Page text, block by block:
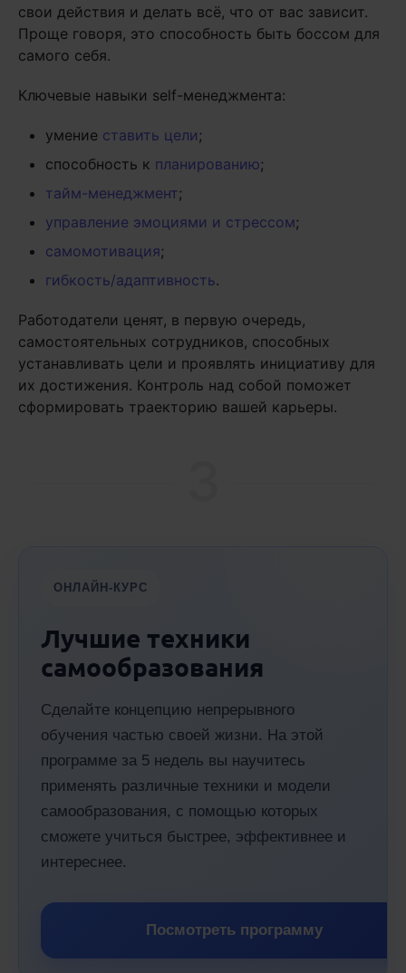
свои действия и делать всё, что от вас зависит.
Проще говоря, это способность быть боссом для
самого себя.
Ключевые навыки self-менеджмента:
умение ставить цели;
способность к планированию;
тайм-менеджмент;
управление эмоциями и стрессом;
самомотивация;
гибкость/адаптивность.
Работодатели ценят, в первую очередь,
самостоятельных сотрудников, способных
устанавливать цели и проявлять инициативу для
их достижения. Контроль над собой поможет
сформировать траекторию вашей карьеры.
ОНЛАЙН-КУРС
Лучшие техники
самообразования
Сделайте концепцию непрерывного
обучения частью своей жизни. На этой
программе за 5 недель вы научитесь
применять различные техники и модели
самообразования, с помощью которых
сможете учиться быстрее, эффективнее и
интереснее.
Посмотреть программу